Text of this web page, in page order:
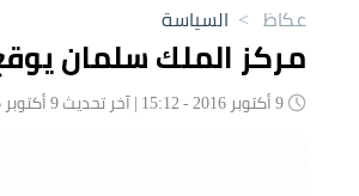
عكاظ > السياسة
مركز الملك سلمان يوقع عقداً لعلاج